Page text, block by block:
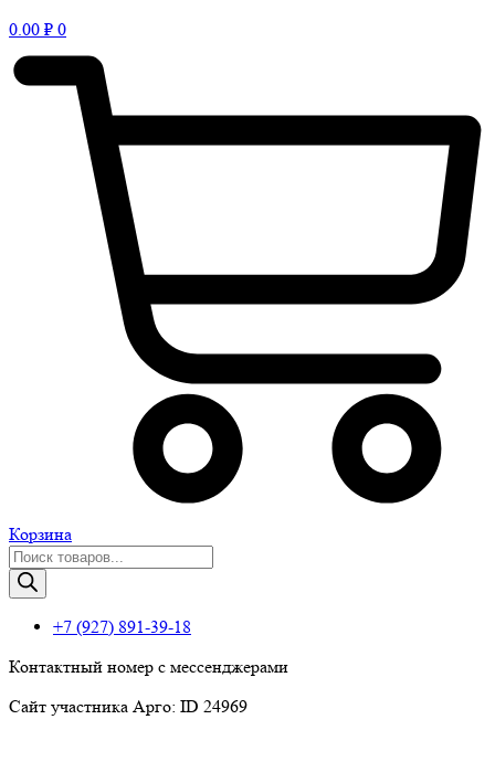
0.00 ₽ 0
Корзина
Поиск
товаров
+7 (927) 891-39-18
Контактный номер с мессенджерами
Сайт участника Арго: ID 24969